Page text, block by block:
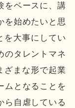
をベースに、講
を始めたいと思
を大事にしてい
のタレントマネ
ざまな形で起業
ムとなることを
ら自虐している